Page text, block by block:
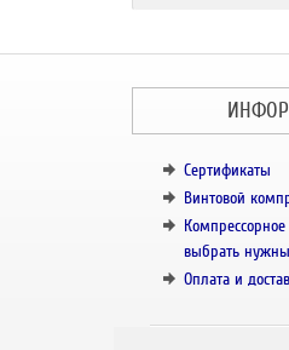
Сертификаты
Винтовой
выбрать
Оплата и